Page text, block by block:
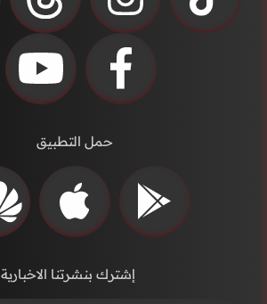
حمل التطبيق
إشترك بنشرتنا الاخبارية